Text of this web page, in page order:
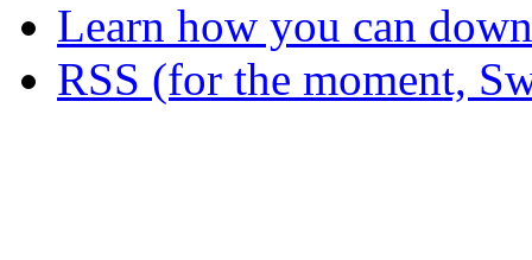
Learn how you can
RSS (for the moment,